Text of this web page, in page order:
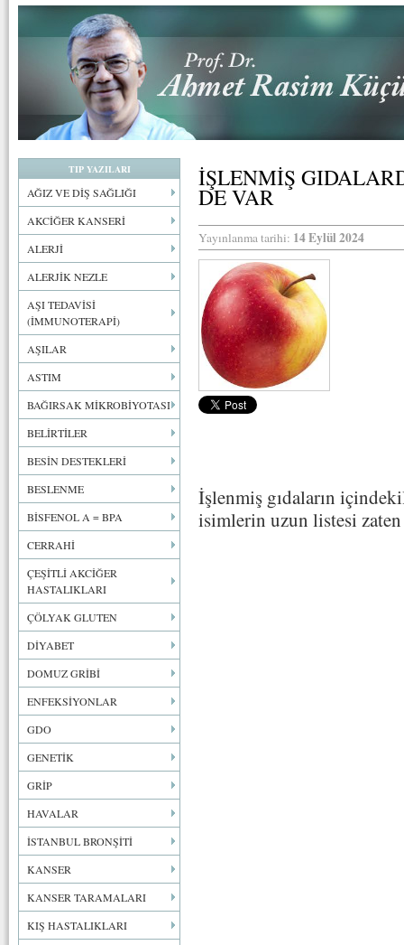
TIP YAZILARI
AĞIZ VE DİŞ SAĞLIĞI
AKCİĞER KANSERİ
ALERJİ
ALERJİK NEZLE
AŞI TEDAVİSİ
(İMMUNOTERAPİ)
AŞILAR
ASTIM
BAĞIRSAK MİKROBİYOTASI
BELİRTİLER
BESİN DESTEKLERİ
BESLENME
BİSFENOL A = BPA
CERRAHİ
ÇEŞİTLİ AKCİĞER
HASTALIKLARI
ÇÖLYAK GLUTEN
DİYABET
DOMUZ GRİBİ
ENFEKSİYONLAR
GDO
GENETİK
GRİP
HAVALAR
İSTANBUL BRONŞİTİ
KANSER
KANSER TARAMALARI
KIŞ HASTALIKLARI
İŞLENMİŞ
DE VAR
Yayınlanma tarihi: 14 Eylül 2024
İşlenmiş gıdaların
isimlerin uzun listesi zaten